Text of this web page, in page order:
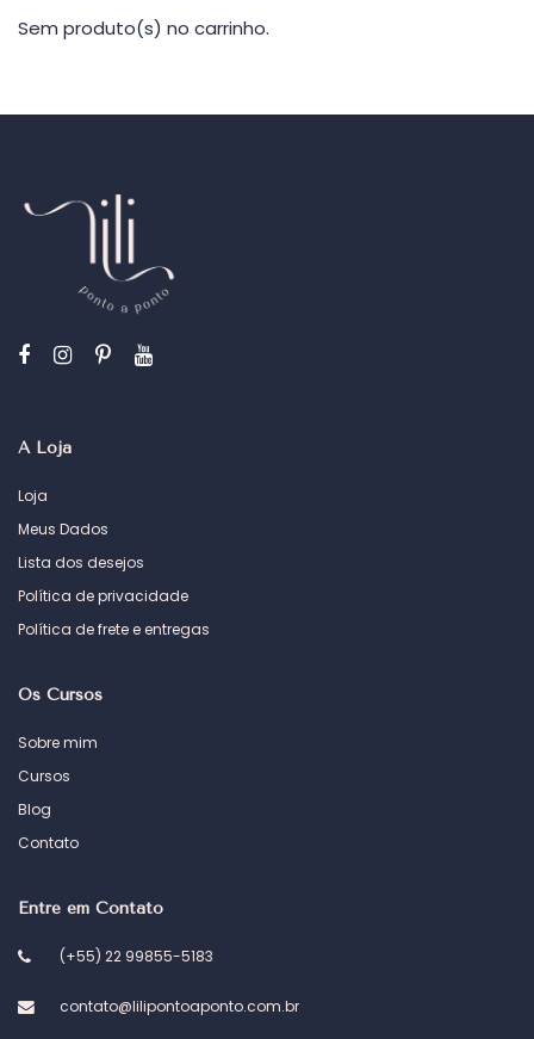
Sem produto(s) no carrinho.
A Loja
Loja
Meus Dados
Lista dos desejos
Política de privacidade
Política de frete e entregas
Os Cursos
Sobre mim
Cursos
Blog
Contato
Entre em Contato
(+55) 22 99855-5183
contato@lilipontoaponto.com.br